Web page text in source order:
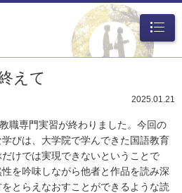
メニュ
ー
えて
2025.01.21
職専門実習が終わりました。今回の
びは、大学院で学んできた国語教育
けでは実現できないということで
を吟味しながら他者と作品を読み深
とらえなおすことができるような読